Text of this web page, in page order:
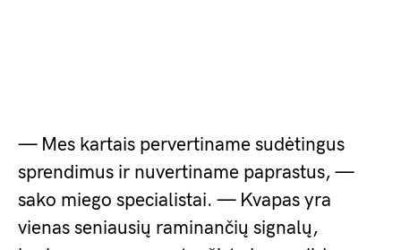
— Mes kartais pervertiname sudėtingus
sprendimus ir nuvertiname paprastus, —
sako miego specialistai. — Kvapas yra
vienas seniausių raminančių signalų,